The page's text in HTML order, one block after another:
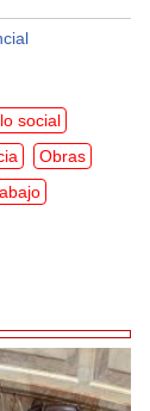
social
Obras